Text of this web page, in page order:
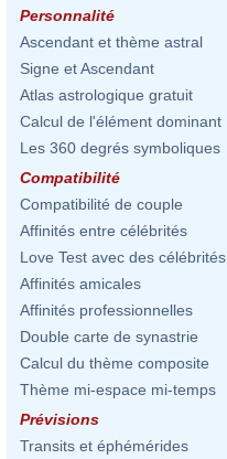
Personnalité
Ascendant et thème astral
Signe et Ascendant
Atlas astrologique gratuit
Calcul de l'élément dominant
Les 360 degrés symboliques
Compatibilité
Compatibilité de couple
Affinités entre célébrités
Love Test avec des célébrités
Affinités amicales
Affinités professionnelles
Double carte de synastrie
Calcul du thème composite
Thème mi-espace mi-temps
Prévisions
Transits et éphémérides